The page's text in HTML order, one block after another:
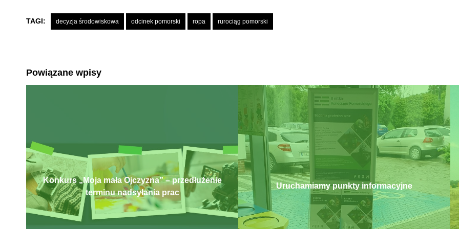
TAGI: decyzja środowiskowa odcinek pomorski ropa rurociąg pomorski
Powiązane wpisy
Konkurs „Moja mała Ojczyzna” – przedłużenie
terminu nadsyłania prac
Uruchamiamy punkty informacyjne